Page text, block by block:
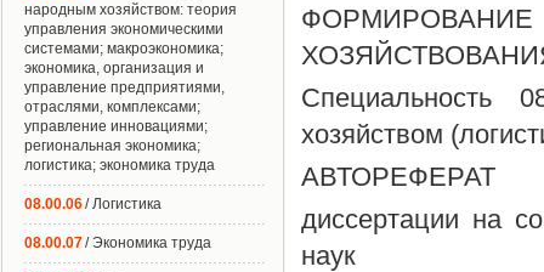
Специальность
хозяйством
АВТОРЕФЕРАТ
диссертации на
наук
народным хозяйством: теория
управления экономическими
системами; макроэкономика;
экономика, организация и
управление предприятиями,
отраслями, комплексами;
управление инновациями;
региональная экономика;
логистика; экономика труда
08.00.06/ Логистика
08.00.07/ Экономика труда